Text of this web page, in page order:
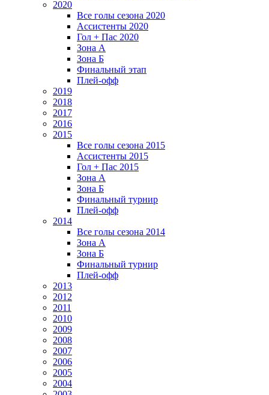
2020
Все голы сезона 2020
Ассистенты 2020
Гол + Пас 2020
Зона А
Зона Б
Финальный этап
Плей-офф
2019
2018
2017
2016
2015
Все голы сезона 2015
Ассистенты 2015
Гол + Пас 2015
Зона А
Зона Б
Финальный турнир
Плей-офф
2014
Все голы сезона 2014
Зона А
Зона Б
Финальный турнир
Плей-офф
2013
2012
2011
2010
2009
2008
2007
2006
2005
2004